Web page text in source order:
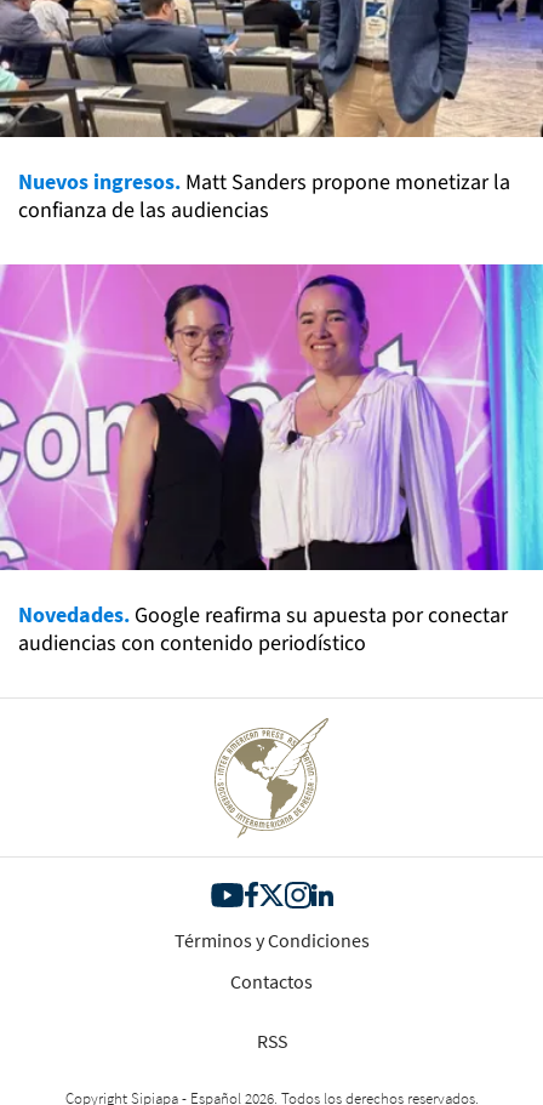
Nuevos ingresos. Matt Sanders propone monetizar la
confianza de las audiencias
Novedades. Google reafirma su apuesta por conectar
audiencias con contenido periodístico
Términos y Condiciones
Contactos
RSS
Copyright Sipiapa - Español 2026. Todos los derechos reservados.